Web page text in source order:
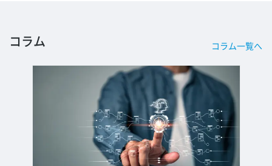
コラム コラム一覧へ